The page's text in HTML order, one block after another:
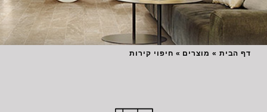
דף הבית » מוצרים » חיפוי קירות